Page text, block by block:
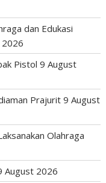
dan Edukasi
Pistol 9 August
Prajurit 9 August
Olahraga
August 2026